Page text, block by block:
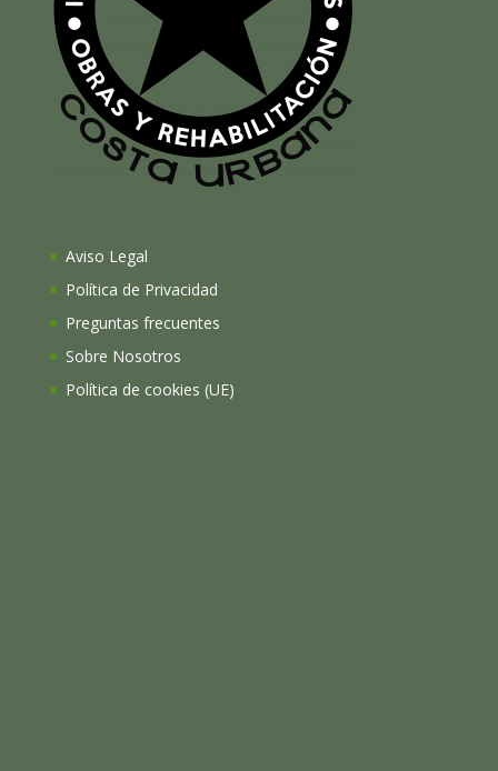
Aviso Legal
Política de Privacidad
Preguntas frecuentes
Sobre Nosotros
Política de cookies (UE)